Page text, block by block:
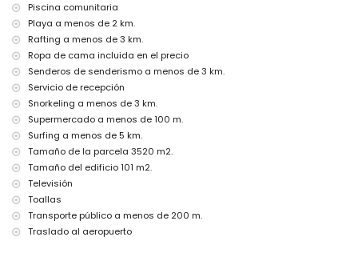
Deportes
tenis, equitación, senderismo, ciclismo de montaña, ciclismo,
escalada, piragüismo, kayak, rafting, pesca, buceo, snorkel, surf y
esquí acuático (a menos de 5 kilómetros del apartamento)
golf (Club de Golf Jávea) y windsurf (a menos de 10 kilómetros del
apartamento)
Piscina comunitaria
Playa a menos de 2 km.
Rafting a menos de 3 km.
Ropa de cama incluida en el precio
Senderos de senderismo a menos de 3 km.
Servicio de recepción
Snorkeling a menos de 3 km.
Supermercado a menos de 100 m.
Surfing a menos de 5 km.
Tamaño de la parcela 3520 m2.
Tamaño del edificio 101 m2.
Televisión
Toallas
Transporte público a menos de 200 m.
Traslado al aeropuerto